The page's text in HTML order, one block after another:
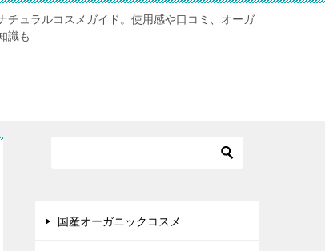
チュラルコスメガイド。使用感や口コミ、オーガ
識も
国産オーガニックコスメ